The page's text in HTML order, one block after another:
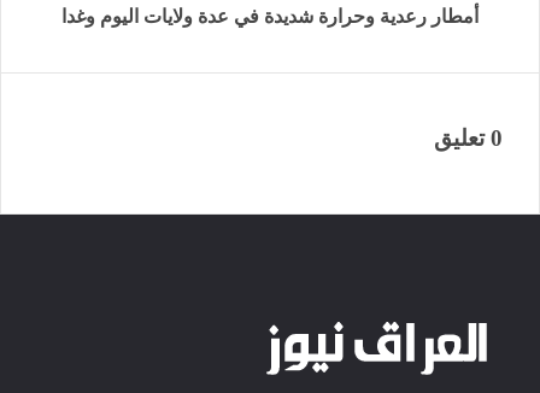
أمطار رعدية وحرارة شديدة في عدة ولايات اليوم وغدا
0 تعليق